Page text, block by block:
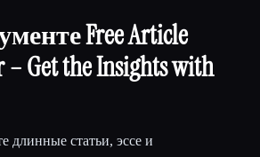
Free Article
Get the Insights with
длинные статьи, эссе и